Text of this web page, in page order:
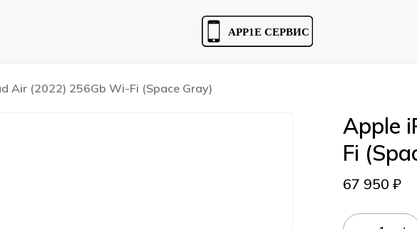
Air (2022) 256Gb Wi-Fi (Space Gray)
Apple
Fi
67 950₽